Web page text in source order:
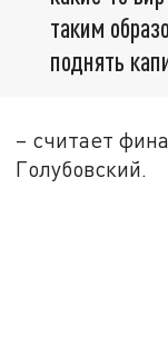
таким
поднять
– считает
Голубовский.